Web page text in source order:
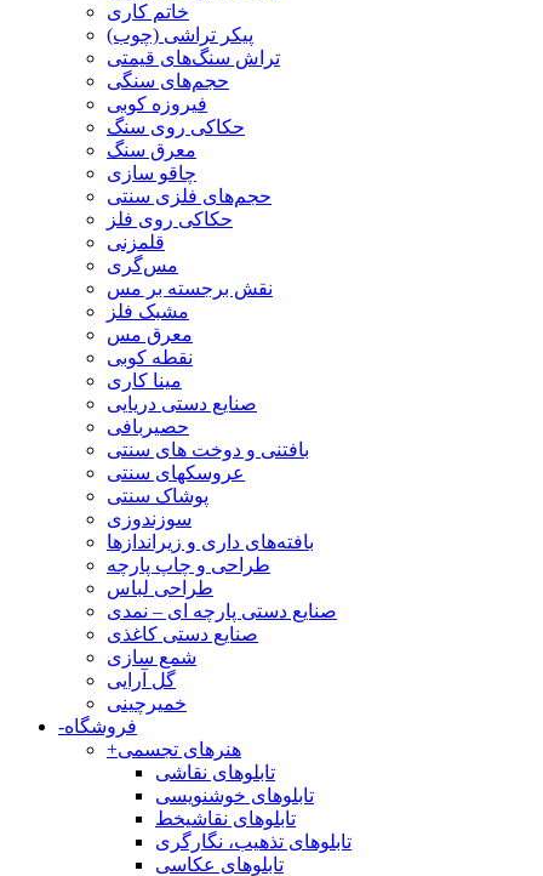
خاتم کاری
پیکر تراشی (چوب)
تراش سنگ‌های قیمتی
حجم‌های سنگی
فیروزه کوبی
حکاکی روی سنگ
معرق سنگ
چاقو سازی
حجم‌های فلزی سنتی
حکاکی روی فلز
قلمزنی
مس‌گری
نقش برجسته بر مس
مشبک فلز
معرق مس
نقطه کوبی
مینا کاری
صنایع دستی دریایی
حصیربافی
بافتنی‌ و دوخت های سنتی
عروسکهای سنتی
پوشاک سنتی
سوزندوزی
بافته‌های داری و زیراندازها
طراحی و چاپ پارچه
طراحی لباس
صنایع دستی پارچه ای – نمدی
صنایع دستی کاغذی
شمع سازی
گل آرایی
خمیرچینی
-فروشگاه
+هنرهای تجسمی
تابلوهای نقاشی
تابلوهای خوشنویسی
تابلوهای نقاشیخط
تابلوهای تذهیب، نگارگری
تابلوهای عکاسی